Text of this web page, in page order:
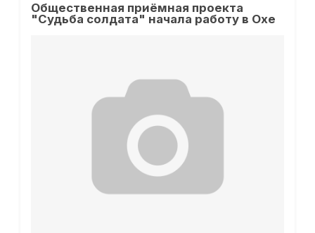
Общественная приёмная проекта
"Судьба солдата" начала работу в Охе